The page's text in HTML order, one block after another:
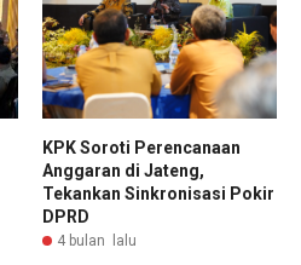
KPK Soroti Perencanaan
Anggaran di Jateng,
Tekankan Sinkronisasi Pokir
DPRD
4 bulan lalu